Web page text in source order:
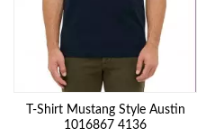
T-Shirt Mustang Style Austin
1016867 4136